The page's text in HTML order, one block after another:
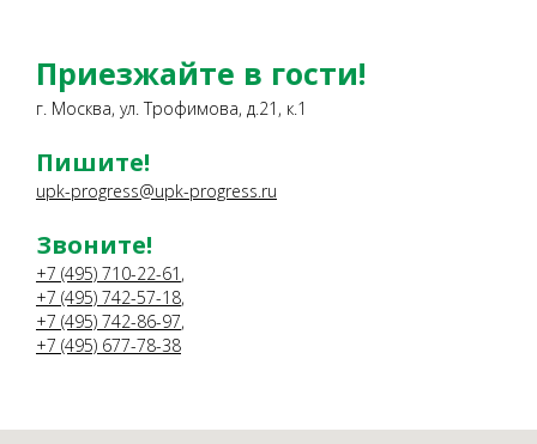
Приезжайте в гости!
г. Москва, ул. Трофимова, д.21, к.1
Пишите!
upk-progress@upk-progress.ru
Звоните!
+7 (495) 710-22-61 ,
+7 (495) 742-57-18,
+7 (495) 742-86-97,
+7 (495) 677-78-38